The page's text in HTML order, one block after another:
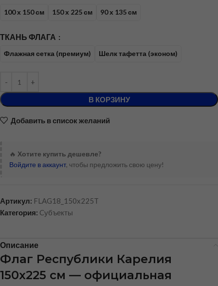
100 х 150 см 150 х 225 см 90 х 135 см
ТКАНЬ ФЛАГА
Флажная сетка (премиум) Шелк тафетта (эконом)
В КОРЗИНУ
Добавить в список желаний
🔥 Хотите купить дешевле?
Войдите в аккаунт, чтобы предложить свою цену!
Артикул: FLAG18_150x225T
Категория: Cубъекты
Описание
Флаг Республики Карелия
150х225 см — официальная